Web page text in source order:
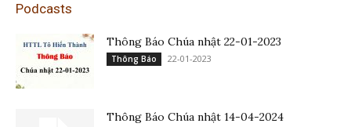
Podcasts
Thông Báo Chúa nhật 22-01-2023
Thông Báo 22-01-2023
Thông Báo Chúa nhật 14-04-2024